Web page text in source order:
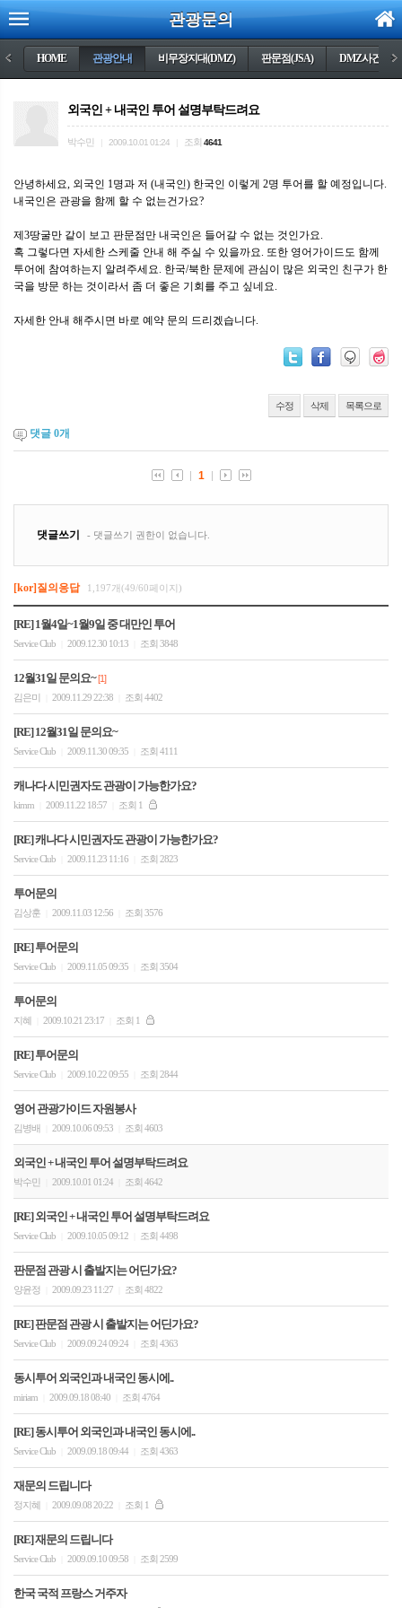
관광문의
< HOME 관광안내 비무장지대(DMZ) 판문점(JSA) DMZ사건들 >
외국인 + 내국인 투어 설명부탁드려요
박수민 2009.10.01 01:24 조회 4641
안녕하세요, 외국인 1명과 저 (내국인) 한국인 이렇게 2명 투어를 할 예정입니다.
내국인은 관광을 함께 할 수 없는건가요?
제3땅굴만 같이 보고 판문점만 내국인은 들어갈 수 없는 것인가요.
혹 그렇다면 자세한 스케줄 안내 해 주실 수 있을까요. 또한 영어가이드도 함께
투어에 참여하는지 알려주세요. 한국/북한 문제에 관심이 많은 외국인 친구가 한
국을 방문 하는 것이라서 좀 더 좋은 기회를 주고 싶네요.
자세한 안내 해주시면 바로 예약 문의 드리겠습니다.
수정 삭제 목록으로
댓글 0개
[kor]질의응답 1,197개(49/60페이지)
[RE] 1월4일~1월9일 중 대만인 투어
Service Club 2009.12.30 10:13 조회 3848
12월31일 문의요~[1]
김은미
2009.11.29 22:38 조회 4402
[RE] 12월31일 문의요~
Service Club 2009.11.30 09:35 조회 4111
캐나다 시민권자도 관광이 가능한가요?
kimm 2009.11.22 18:57 조회 1
[RE] 캐나다 시민권자도 관광이 가능한가요?
Service Club 2009.11.23 11:16 조회 2823
투어문의
김상훈 2009.11.03 12:56 조회 3576
[RE] 투어문의
Service Club 2009.11.05 09:35 조회 3504
투어문의
지혜 2009.10.21 23:17 조회 1
[RE] 투어문의
Service Club 2009.10.22 09:55 조회 2844
영어 관광가이드 자원봉사
김병배 2009.10.06 09:53 조회 4603
외국인 + 내국인 투어 설명부탁드려요
박수민 2009.10.01 01:24 조회 4642
[RE] 외국인 + 내국인 투어 설명부탁드려요
Service Club 2009.10.05 09:12 조회 4498
판문점 관광 시 출발지는 어딘가요?
양윤정 2009.09.23 11:27 조회 4822
[RE] 판문점 관광 시 출발지는 어딘가요?
Service Club 2009.09.24 09:24 조회 4363
동시투어 외국인과 내국인 동시에..
miriam 2009.09.18 08:40 조회 4764
[RE] 동시투어 외국인과 내국인 동시에..
Service Club 2009.09.18 09:44 조회 4363
재문의 드립니다
정지혜 2009.09.08 20:22 조회 1
[RE] 재문의 드립니다
Service Club 2009.09.10 09:58 조회 2599
한국 국적 프랑스 거주자